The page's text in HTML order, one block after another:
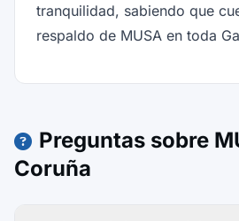
tranquilidad, sabiendo que
respaldo de MUSA en toda
Preguntas sobre
Coruña